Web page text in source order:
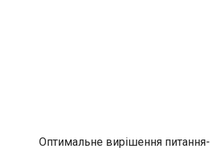
Оптимальне вирішення питання-